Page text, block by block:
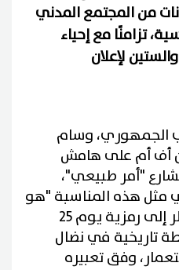
من المجتمع المدني
تزامنًا مع إحياء
لإعلان
الجمهوري، وسام
أف أم على هامش
"أمر طبيعي"،
مثل هذه المناسبة "هو
الأمر غير الطبيعي"، بالنظر إلى رمزية يوم 25
تاريخية في نضال
وفق تعبيره